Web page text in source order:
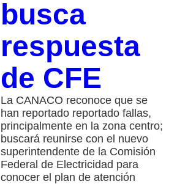
busca
respuesta
de CFE
La CANACO reconoce que se
han reportado reportado fallas,
principalmente en la zona centro;
buscará reunirse con el nuevo
superintendente de la Comisión
Federal de Electricidad para
conocer el plan de atención